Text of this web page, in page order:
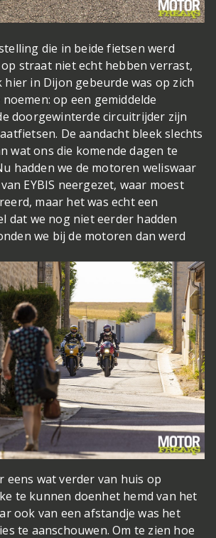
die in beide fietsen werd
straat niet echt hebben verrast,
hier in Dijon gebeurde was op zich
op een gemiddelde
doorgewinterde circuitrijder zijn
De aandacht bleek slechts
wat ons die komende dagen te
hadden we de motoren weliswaar
EYBIS neergezet, waar moest
maar het was echt een
dat we nog niet eerder hadden
we bij de motoren dan werd
eens wat verder van huis op
te kunnen doenhet hemd van het
ook van een afstandje was het
te aanschouwen. Om te zien hoe